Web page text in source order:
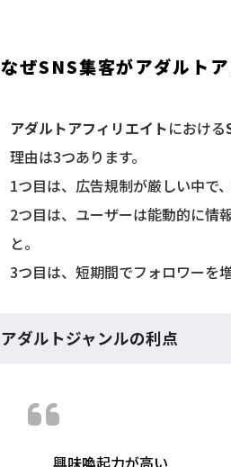
なぜSNS集客がアダルト
アダルトアフィリエイトにおける
理由は3つあります。
1つ目は、広告規制が厳しい中で、
2つ目は、ユーザーは能動的に情
と。
3つ目は、短期間でフォロワーを
アダルトジャンルの利点